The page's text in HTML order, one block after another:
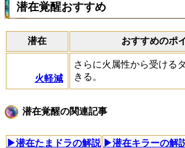
潜在覚醒おすすめ
潜在 おすすめのポ
火軽減
さらに火属性から受ける
きる。
潜在覚醒の関連記事
▶潜在たまドラの解説 ▶潜在キラーの解